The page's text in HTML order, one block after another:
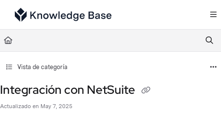
Documentation Index
Fetch the complete documentation index at:
Use this file to discover all available pages before exploring further.
Vista de categoría
Integración con NetSuite
Actualizado en May 7, 2025